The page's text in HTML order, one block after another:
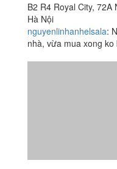
B2 R4 Royal City,
Hà Nội
nguyenlinhanhelsala:
nhà, vừa mua xong